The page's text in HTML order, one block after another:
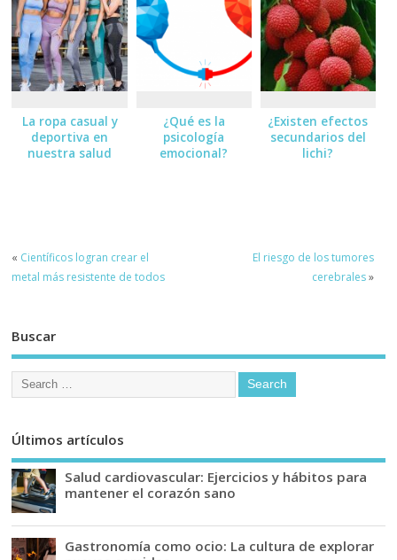
La ropa casual y
deportiva en
nuestra salud
¿Qué es la
psicología
emocional?
¿Existen efectos
secundarios del
lichi?
« Científicos logran crear el
metal más resistente de todos
El riesgo de los tumores
cerebrales»
Buscar
Últimos artículos
Salud cardiovascular: Ejercicios y hábitos para
mantener el corazón sano
Gastronomía como ocio: La cultura de explorar